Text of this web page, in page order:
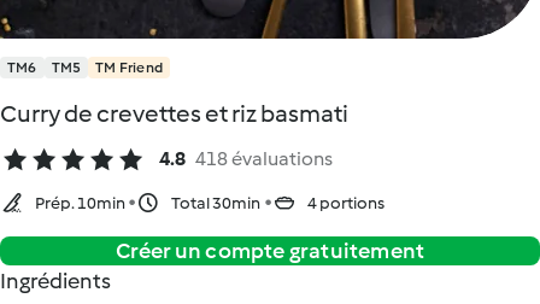
TM6 TM5 TM Friend
Curry de crevettes et riz basmati
4.8 418 évaluations
Prép. 10min Total 30min 4 portions
Créer un compte gratuitement
Ingrédients